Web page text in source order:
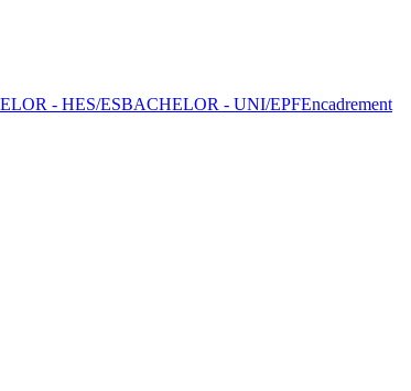
- HES/ESBACHELOR - UNI/EPFEncadrement